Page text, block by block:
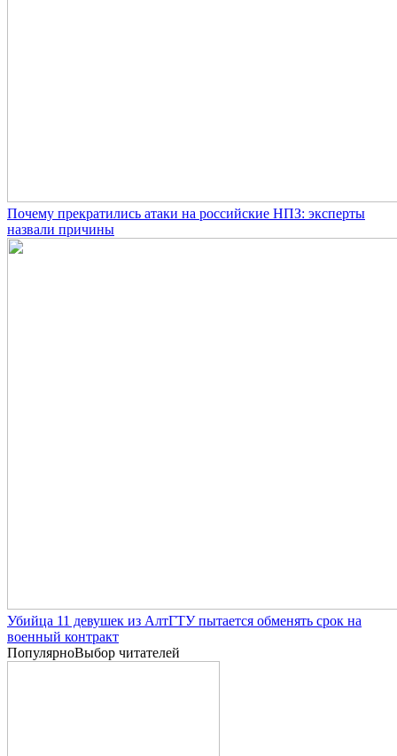
Почему прекратились атаки на российские НПЗ: эксперты
назвали причины
Убийца 11 девушек из АлтГТУ пытается обменять срок на
военный контракт
ПопулярноВыбор читателей